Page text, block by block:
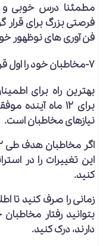
مطمئنا درس خوبی
فرصتی بزرگ برای قرار
فن آوری های نوظهور
۷-مخاطبان خود را اول قرار دهید
بهترین راه برای
برای ۱۲ ماه
نیازهای مخاطبان است.
این تغییرات را در
کنید.
زمانی را صرف کنید تا
بتوانید رفتار
دارند، درک کنید.